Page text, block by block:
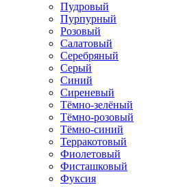
Пудровый
Пурпурный
Розовый
Салатовый
Серебряный
Серый
Синий
Сиреневый
Тёмно-зелёный
Тёмно-розовый
Тёмно-синий
Терракотовый
Фиолетовый
Фисташковый
Фуксия